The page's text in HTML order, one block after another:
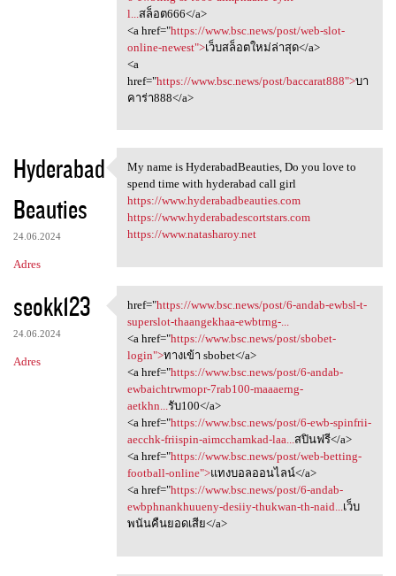
l... สล็อต666</a>
<a href="https://www.bsc.news/post/web-slot-
online-newest">เว็บสล็อตใหม่ล่าสุด</a>
<a
href="https://www.bsc.news/post/baccarat888">บา
คาร่า888</a>
Hyderabad
Beauties
24.06.2024
Adres
My name is HyderabadBeauties,
My name is HyderabadBeauties, Do you love to
spend time with hyderabad call girl
https://www.hyderabadbeauties.com
https://www.hyderabadescortstars.com
https://www.natasharoy.net
seokk123
24.06.2024
Adres
href="https://www.bsc.news
href="https://www.bsc.news/post/6-andab-ewbsl-t-
superslot-thaangekhaa-ewbtrng-...
<a href="https://www.bsc.news/post/sbobet-
login">ทางเข้า sbobet</a>
<a href="https://www.bsc.news/post/6-andab-
ewbaichtrwmopr-7rab100-maaaerng-
aetkhn...รับ100</a>
<a href="https://www.bsc.news/post/6-ewb-spinfrii-
aecchk-friispin-aimcchamkad-laa...สปินฟรี</a>
<a href="https://www.bsc.news/post/web-betting-
football-online">แทงบอลออนไลน์</a>
<a href="https://www.bsc.news/post/6-andab-
ewbphnankhuueny-desiiy-thukwan-th-naid...เว็บ
พนันคืนยอดเสีย</a>